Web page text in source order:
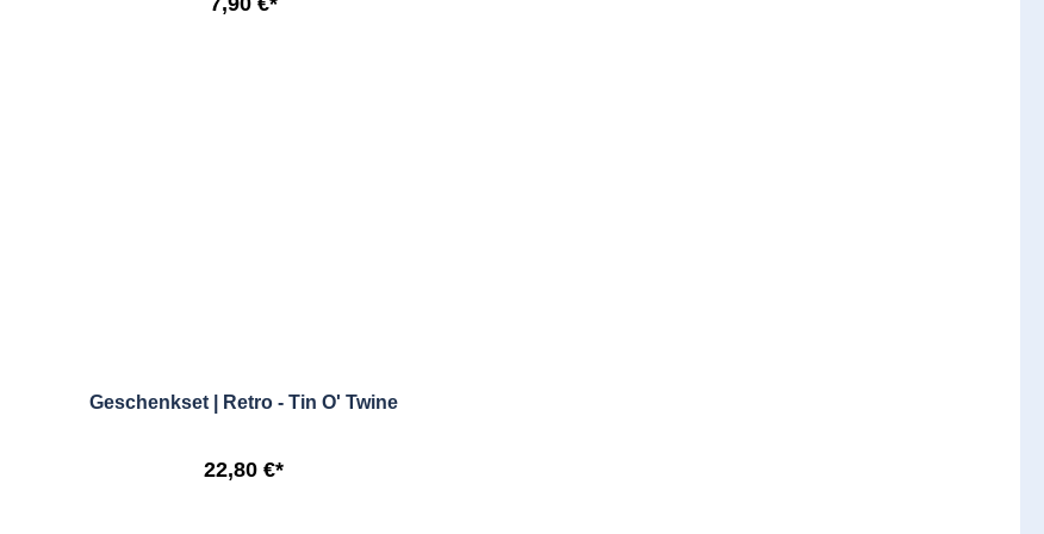
Geschenkset | Retro - Tin O' Twine
22,80 €*